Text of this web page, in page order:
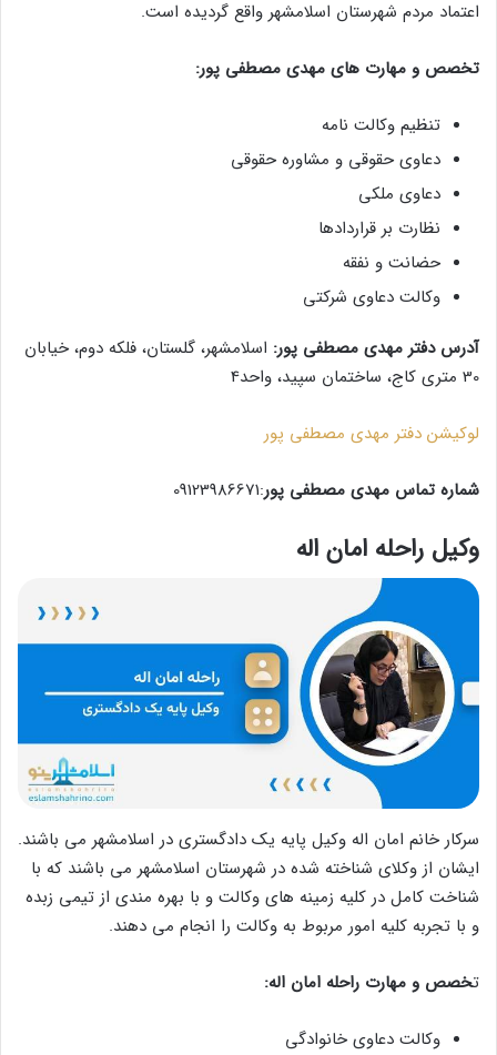
اعتماد مردم شهرستان اسلامشهر واقع گردیده است.
تخصص و مهارت های مهدی مصطفی پور:
تنظیم وکالت نامه
دعاوی حقوقی و مشاوره حقوقی
دعاوی ملکی
نظارت بر قراردادها
حضانت و نفقه
وکالت دعاوی شرکتی
آدرس دفتر مهدی مصطفی پور: اسلامشهر، گلستان، فلکه دوم، خیابان
30 متری کاج، ساختمان سپید، واحد4
لوکیشن دفتر مهدی مصطفی پور
شماره تماس مهدی مصطفی پور:09123986671
وکیل راحله امان اله
سرکار خانم امان اله وکیل پایه یک دادگستری در اسلامشهر می باشند.
ایشان از وکلای شناخته شده در شهرستان اسلامشهر می باشند که با
شناخت کامل در کلیه زمینه های وکالت و با بهره مندی از تیمی زبده
و با تجربه کلیه امور مربوط به وکالت را انجام می دهند.
تخصص و مهارت راحله امان اله:
وکالت دعاوی خانوادگی